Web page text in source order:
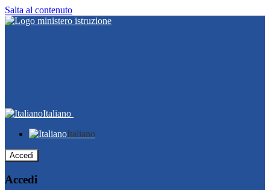
Salta al contenuto
Italiano
Italiano
Accedi
Accedi